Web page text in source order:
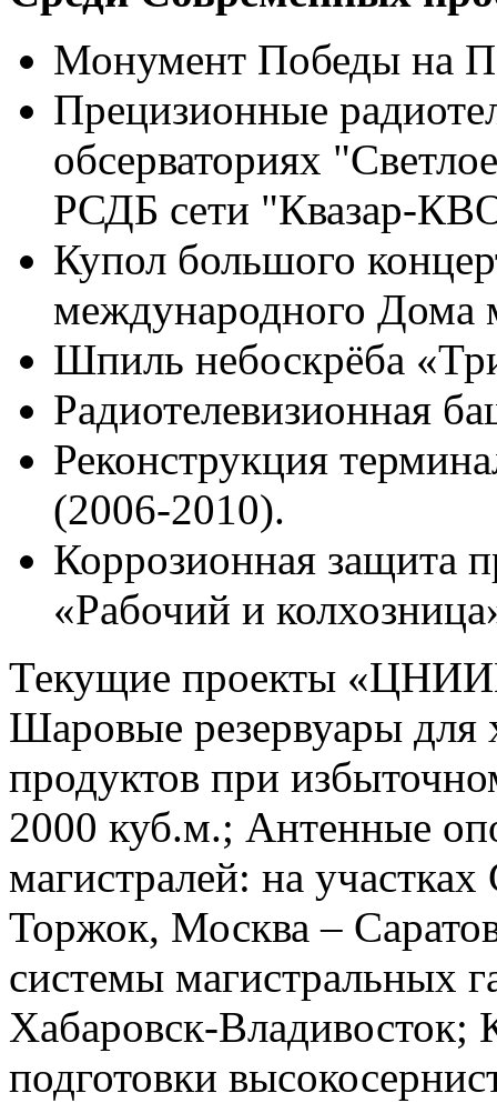
Монумент Победы на
Прецизионные
обсерваториях
РСДБ сети "Квазар-
Купол большого
международного Дома
Шпиль небоскрёба
Радиотелевизионная
Реконструкция
(2006-2010).
Коррозионная защита
«Рабочий и
Текущие проекты
Шаровые резервуары для
продуктов при
2000 куб.м.; Антенные
магистралей: на
Торжок, Москва –
системы магистральных
Хабаровск-Владивосток;
подготовки